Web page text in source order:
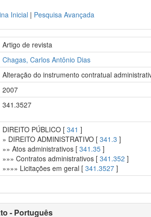
Inicial | Pesquisa Avançada
Artigo de revista
Chagas, Carlos Antônio Dias
Alteração do instrumento contratual
2007
341.3527
DIREITO PÚBLICO [341 ]
» DIREITO ADMINISTRATIVO [341.3 ]
»» Atos administrativos [341.35 ]
»»» Contratos administrativos [341.352 ]
»»»» Licitações em geral [341.3527 ]
- Português